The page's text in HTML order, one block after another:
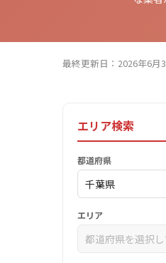
最終更新日：2026年6月
エリア検索
都道府県
エリア